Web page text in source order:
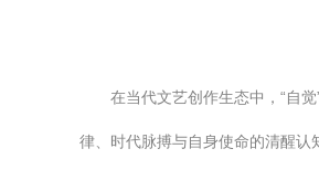
在当代文艺创作生态中，“自
律、时代脉搏与自身使命的清醒认